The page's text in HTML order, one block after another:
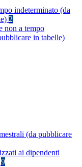
indeterminato (da
2
non a tempo
in tabelle)
(da pubblicare
ai dipendenti
9